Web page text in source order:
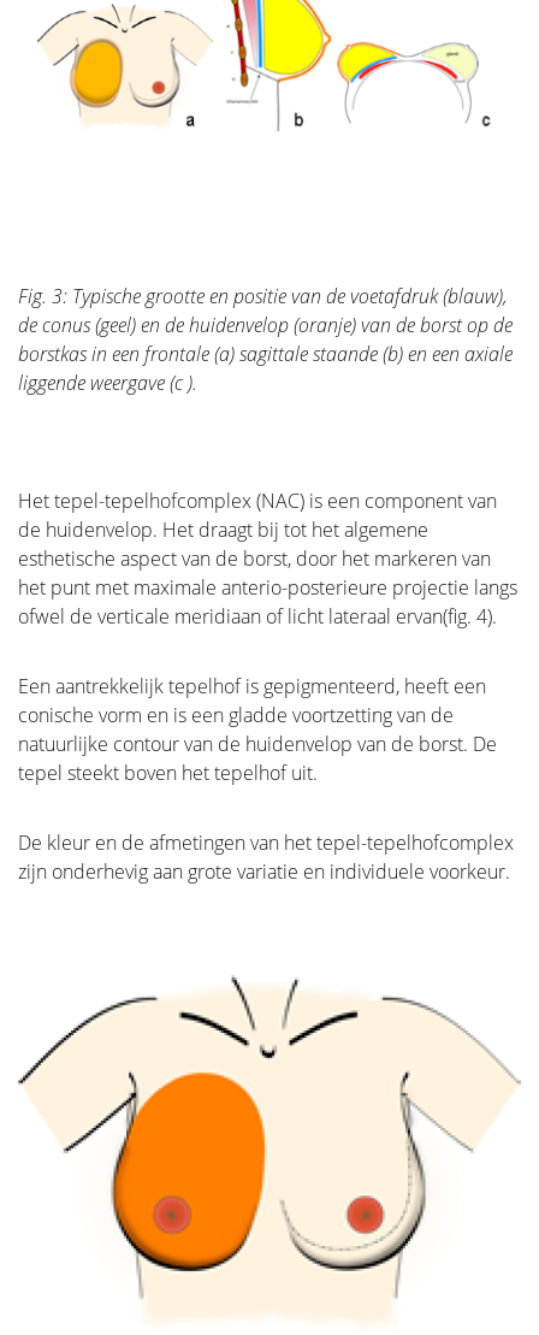
behandeling ervaren en geven we informatie om
deze aan te pakken.
Huid, nagels en haar
Fig. 3: Typische grootte en positie van de voetafdruk (blauw),
de conus (geel) en de huidenvelop (oranje) van de borst op de
borstkas in een frontale (a) sagittale staande (b) en een axiale
liggende weergave (c ).
Het tepel-tepelhofcomplex (NAC) is een component van
de huidenvelop. Het draagt bij tot het algemene
esthetische aspect van de borst, door het markeren van
het punt met maximale anterio-posterieure projectie langs
ofwel de verticale meridiaan of licht lateraal ervan(fig. 4).
Een aantrekkelijk tepelhof is gepigmenteerd, heeft een
conische vorm en is een gladde voortzetting van de
natuurlijke contour van de huidenvelop van de borst. De
tepel steekt boven het tepelhof uit.
De kleur en de afmetingen van het tepel-tepelhofcomplex
zijn onderhevig aan grote variatie en individuele voorkeur.